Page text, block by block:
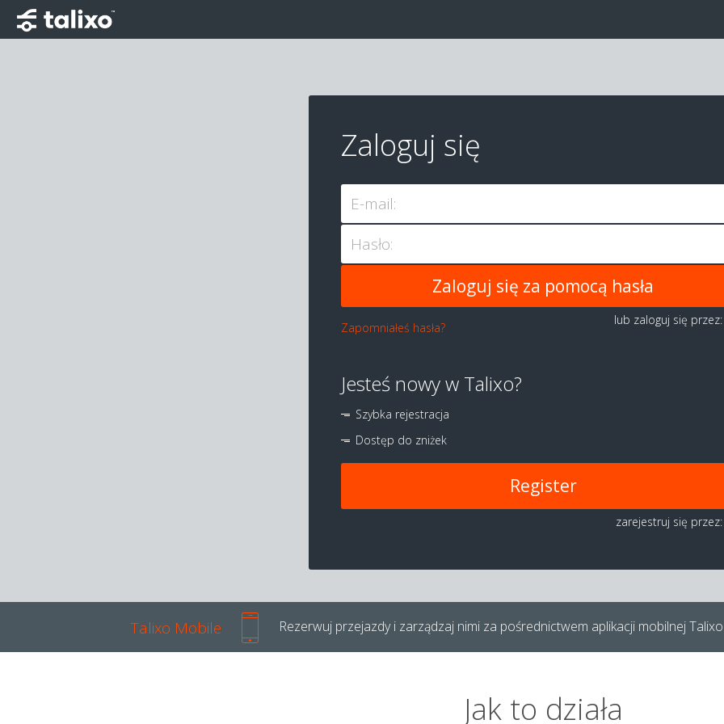
Zaloguj się
E-mail:
Hasło:
Zapomniałeś hasła?
lub zaloguj się
Jesteś nowy w Talixo?
Szybka rejestracja
Dostęp do zniżek
Register
zarejestruj się przez:
Talixo Mobile Rezerwuj przejazdy i zarządzaj nimi za pośrednictwem aplikacji mobilnej
Jak to działa